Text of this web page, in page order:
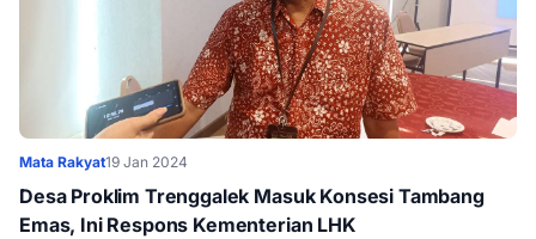
Mata Rakyat19 Jan 2024
Desa Proklim Trenggalek Masuk Konsesi Tambang
Emas, Ini Respons Kementerian LHK